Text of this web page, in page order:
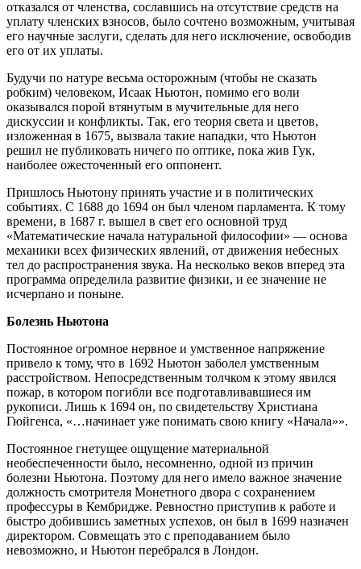
отказался от членства, сославшись на отсутствие средств на
уплату членских взносов, было сочтено возможным, учитывая
его научные заслуги, сделать для него исключение, освободив
его от их уплаты.
Будучи по натуре весьма осторожным (чтобы не сказать
робким) человеком, Исаак Ньютон, помимо его воли
оказывался порой втянутым в мучительные для него
дискуссии и конфликты. Так, его теория света и цветов,
изложенная в 1675, вызвала такие нападки, что Ньютон
решил не публиковать ничего по оптике, пока жив Гук,
наиболее ожесточенный его оппонент.
Пришлось Ньютону принять участие и в политических
событиях. С 1688 до 1694 он был членом парламента. К тому
времени, в 1687 г. вышел в свет его основной труд
«Математические начала натуральной философии» — основа
механики всех физических явлений, от движения небесных
тел до распространения звука. На несколько веков вперед эта
программа определила развитие физики, и ее значение не
исчерпано и поныне.
Болезнь Ньютона
Постоянное огромное нервное и умственное напряжение
привело к тому, что в 1692 Ньютон заболел умственным
расстройством. Непосредственным толчком к этому явился
пожар, в котором погибли все подготавливавшиеся им
рукописи. Лишь к 1694 он, по свидетельству Христиана
Гюйгенса, «…начинает уже понимать свою книгу «Начала»».
Постоянное гнетущее ощущение материальной
необеспеченности было, несомненно, одной из причин
болезни Ньютона. Поэтому для него имело важное значение
должность смотрителя Монетного двора с сохранением
профессуры в Кембридже. Ревностно приступив к работе и
быстро добившись заметных успехов, он был в 1699 назначен
директором. Совмещать это с преподаванием было
невозможно, и Ньютон перебрался в Лондон.